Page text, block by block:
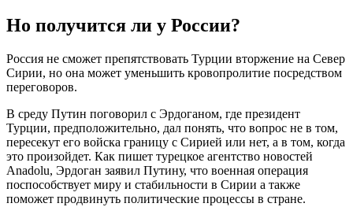
Но получится ли у России?
Россия не сможет препятствовать Турции вторжение на Север
Сирии, но она может уменьшить кровопролитие посредством
переговоров.
В среду Путин поговорил с Эрдоганом, где президент
Турции, предположительно, дал понять, что вопрос не в том,
пересекут его войска границу с Сирией или нет, а в том, когда
это произойдет. Как пишет турецкое агентство новостей
Anadolu, Эрдоган заявил Путину, что военная операция
поспособствует миру и стабильности в Сирии а также
поможет продвинуть политические процессы в стране.